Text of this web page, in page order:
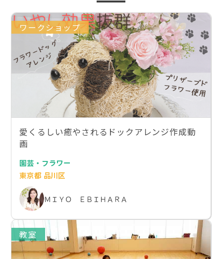
ワークショップ
愛くるしい癒やされるドックアレンジ作成動
画
園芸・フラワー
東京都 品川区
ＭＩＹＯ ＥＢＩＨＡＲＡ
教室